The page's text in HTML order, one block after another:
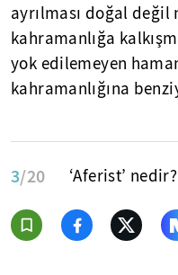
ayrılması doğal
kahramanlığa
yok edilemeyen
kahramanlığına
3/20 ‘Aferist’ nedir?